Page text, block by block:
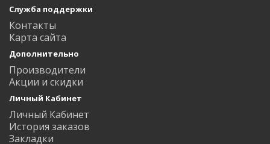
Служба поддержки
Контакты
Карта сайта
Дополнительно
Производители
Акции и скидки
Личный Кабинет
Личный Кабинет
История заказов
Закладки